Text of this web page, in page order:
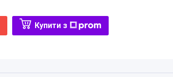
Купити з